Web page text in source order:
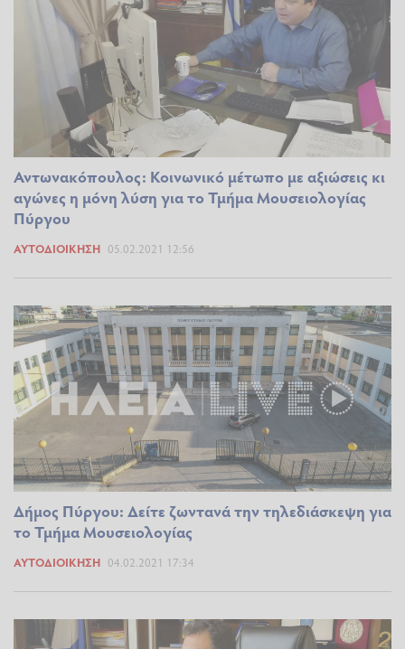
Αντωνακόπουλος: Κοινωνικό μέτωπο με αξιώσεις κι
αγώνες η μόνη λύση για το Τμήμα Μουσειολογίας
Πύργου
ΑΥΤΟΔΙΟΊΚΗΣΗ 05.02.2021 12:56
Δήμος Πύργου: Δείτε ζωντανά την τηλεδιάσκεψη για
το Τμήμα Μουσειολογίας
ΑΥΤΟΔΙΟΊΚΗΣΗ 04.02.2021 17:34